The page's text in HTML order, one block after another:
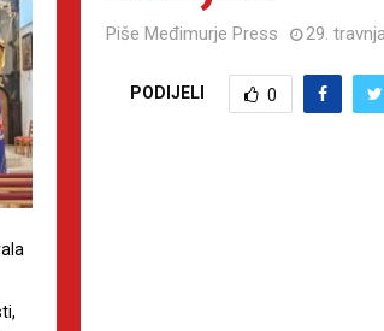
Piše Međimurje Press 29.
PODIJELI 0